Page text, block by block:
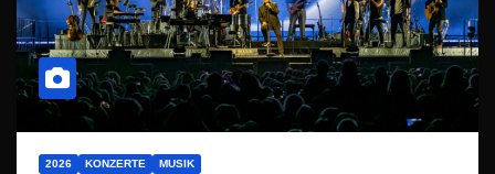
2026 KONZERTE MUSIK